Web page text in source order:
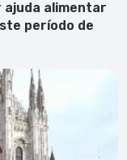
ajuda alimentar
período de